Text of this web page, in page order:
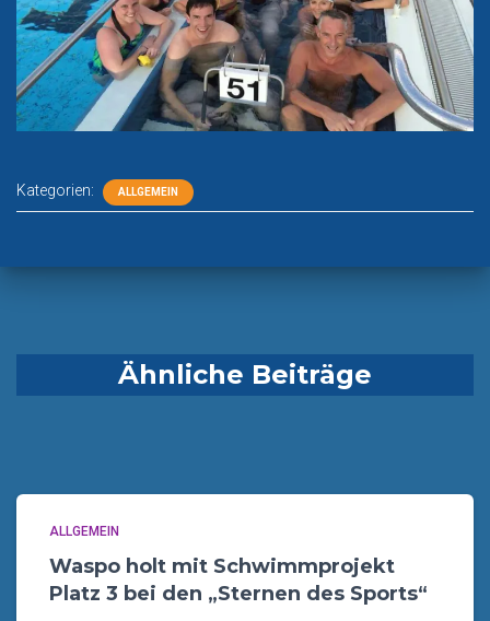
Kategorien: ALLGEMEIN
Ähnliche Beiträge
ALLGEMEIN
Waspo holt mit Schwimmprojekt
Platz 3 bei den „Sternen des Sports“